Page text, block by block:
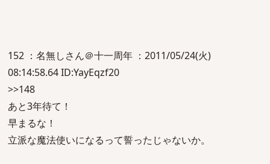
152 ：名無しさん＠十一周年 ：2011/05/24(火)
08:14:58.64 ID:YayEqzf20
>>148
あと3年待て！
早まるな！
立派な魔法使いになるって誓ったじゃないか。